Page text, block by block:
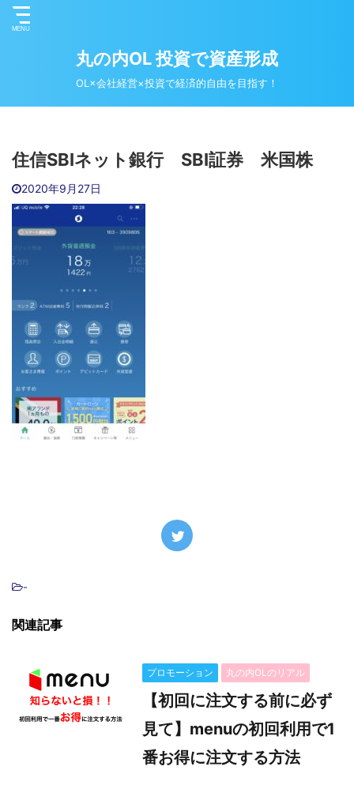
丸の内OL 投資で資産形成
OL×会社経営×投資で経済的自由を目指す！
住信SBIネット銀行 SBI証券 米国株
2020年9月27日
-
関連記事
プロモーション 丸の内OLのリアル
【初回に注文する前に必ず
見て】menuの初回利用で1
番お得に注文する方法